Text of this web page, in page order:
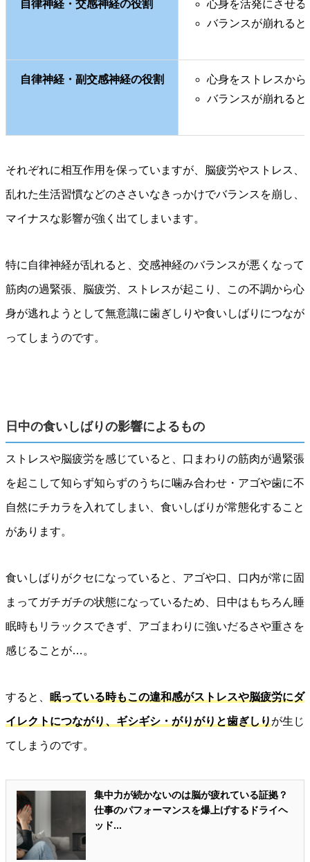
自律神経・交感神経の役割
心身を活発にさせ
バランスが崩れる
自律神経・副交感神経の役割
心身をストレスか
バランスが崩れる
それぞれに相互作用を保っていますが、脳疲労やストレス、
乱れた生活習慣などのささいなきっかけでバランスを崩し、
マイナスな影響が強く出てしまいます。
特に自律神経が乱れると、交感神経のバランスが悪くなって
筋肉の過緊張、脳疲労、ストレスが起こり、この不調から心
身が逃れようとして無意識に歯ぎしりや食いしばりにつなが
ってしまうのです。
日中の食いしばりの影響によるもの
ストレスや脳疲労を感じていると、口まわりの筋肉が過緊張
を起こして知らず知らずのうちに噛み合わせ・アゴや歯に不
自然にチカラを入れてしまい、食いしばりが常態化すること
があります。
食いしばりがクセになっていると、アゴや口、口内が常に固
まってガチガチの状態になっているため、日中はもちろん睡
眠時もリラックスできず、アゴまわりに強いだるさや重さを
感じることが…。
すると、 眠っている時もこの違和感がストレスや脳疲労にダ
イレクトにつながり、ギシギシ・がりがりと歯ぎしり が生じ
てしまうのです。
集中力が続かないのは脳が疲れている証拠？
仕事のパフォーマンスを爆上げするドライヘ
ッド...